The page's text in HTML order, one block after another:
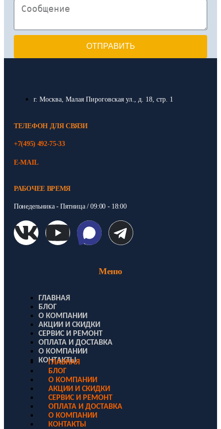
ОТПРАВИТЬ
г. Москва, Малая Пироговская ул., д. 18, стр. 1
ТЕЛЕФОН ДЛЯ СВЯЗИ
+7(495) 492-75-33
E-MAIL
РАБОЧЕЕ ВРЕМЯ
Понедельника - Пятница / 09:00 - 18:00
Меню
ГЛАВНАЯ
БЛОГ
О КОМПАНИИ
АКЦИИ И СКИДКИ
СЕРВИС И РЕМОНТ
ОПЛАТА И ДОСТАВКА
О КОМПАНИИ
КОНТАКТЫ
ГЛАВНАЯ
БЛОГ
О КОМПАНИИ
АКЦИИ И СКИДКИ
СЕРВИС И РЕМОНТ
ОПЛАТА И ДОСТАВКА
О КОМПАНИИ
КОНТАКТЫ